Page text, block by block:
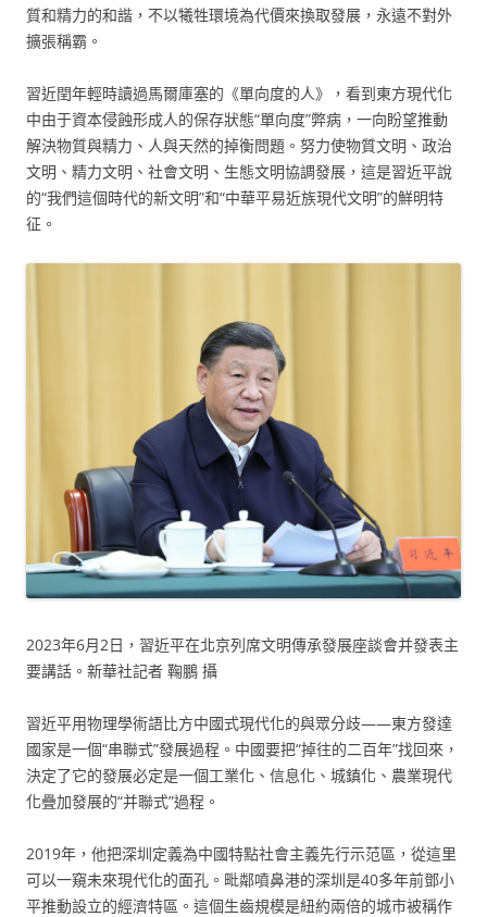
質和精力的和諧，不以犧牲環境為代價來換取發展，永遠不對外
擴張稱霸。
習近閏年輕時讀過馬爾庫塞的《單向度的人》，看到東方現代化
中由于資本侵蝕形成人的保存狀態“單向度”弊病，一向盼望推動
解決物質與精力、人與天然的掉衡問題。努力使物質文明、政治
文明、精力文明、社會文明、生態文明協調發展，這是習近平說
的“我們這個時代的新文明”和“中華平易近族現代文明”的鮮明特
征。
2023年6月2日，習近平在北京列席文明傳承發展座談會并發表主
要講話。新華社記者 鞠鵬 攝
習近平用物理學術語比方中國式現代化的與眾分歧——東方發達
國家是一個“串聯式”發展過程。中國要把“掉往的二百年”找回來，
決定了它的發展必定是一個工業化、信息化、城鎮化、農業現代
化疊加發展的“并聯式”過程。
2019年，他把深圳定義為中國特點社會主義先行示范區，從這里
可以一窺未來現代化的面孔。毗鄰噴鼻港的深圳是40多年前鄧小
平推動設立的經濟特區。這個生齒規模是紐約兩倍的城市被稱作